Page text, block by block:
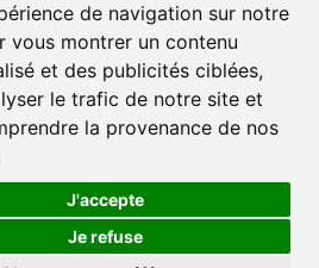
de navigation sur notre
vous montrer un contenu
et des publicités ciblées,
le trafic de notre site et
la provenance de nos
J'accepte
Je refuse